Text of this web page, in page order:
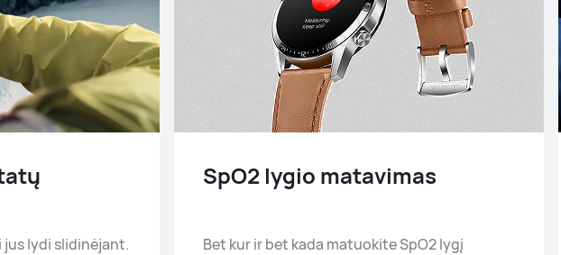
jus lydi slidinėjant.
SpO2 lygio matavimas
Bet kur ir bet kada matuokite SpO2 lygį